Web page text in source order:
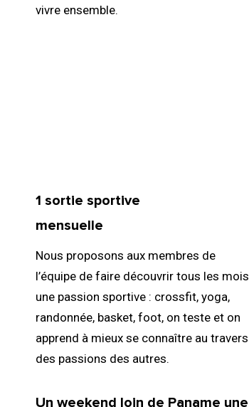
vivre ensemble.
1 sortie sportive
mensuelle
Nous proposons aux membres de
l’équipe de faire découvrir tous les mois
une passion sportive : crossfit, yoga,
randonnée, basket, foot, on teste et on
apprend à mieux se connaître au travers
des passions des autres.
Un weekend loin de Paname une